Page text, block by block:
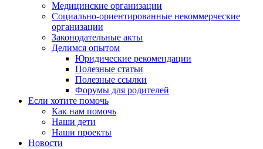
Медицинские организации
Социально-ориентированные некоммерческие
организации
Законодательные акты
Делимся опытом
Юридические рекомендации
Полезные статьи
Полезные ссылки
Форумы для родителей
Если хотите помочь
Как нам помочь
Наши дети
Наши проекты
Новости